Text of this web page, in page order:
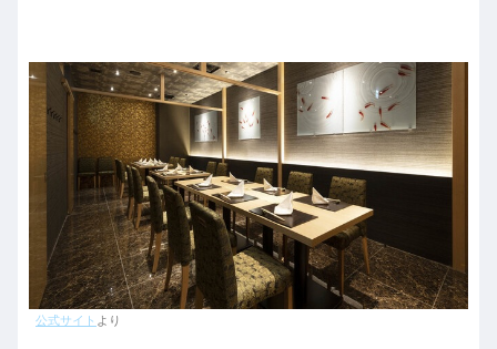
公式サイト より